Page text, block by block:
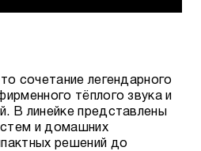
сочетание легендарного
тёплого звука и
В линейке представлены
и домашних
решений до